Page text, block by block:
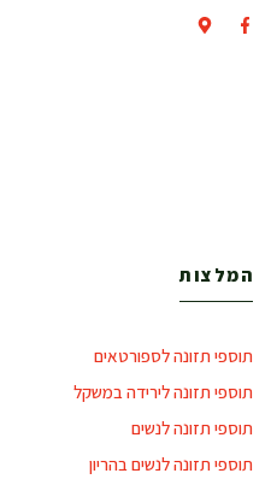
המלצות
תוספי תזונה לספורטאים
תוספי תזונה לירידה במשקל
תוספי תזונה לנשים
תוספי תזונה לנשים בהריון